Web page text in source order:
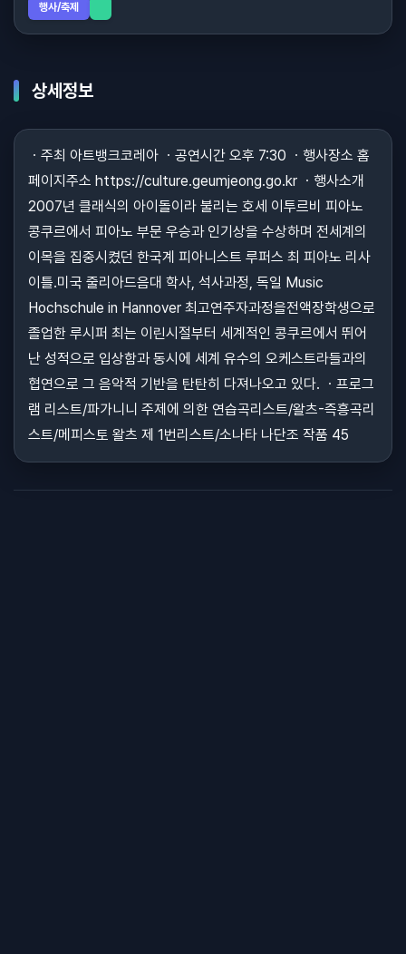
행사/축제
상세정보
ㆍ주최 아트뱅크코레아 ㆍ공연시간 오후 7:30 ㆍ행사장소 홈
페이지주소 https://culture.geumjeong.go.kr ㆍ행사소개
2007년 클래식의 아이돌이라 불리는 호세 이투르비 피아노
콩쿠르에서 피아노 부문 우승과 인기상을 수상하며 전세계의
이목을 집중시켰던 한국계 피아니스트 루퍼스 최 피아노 리사
이틀.미국 줄리아드음대 학사, 석사과정, 독일 Music
Hochschule in Hannover 최고연주자과정을전액장학생으로
졸업한 루시퍼 최는 이린시절부터 세계적인 콩쿠르에서 뛰어
난 성적으로 입상함과 동시에 세계 유수의 오케스트라들과의
협연으로 그 음악적 기반을 탄탄히 다져나오고 있다. ㆍ프로그
램 리스트/파가니니 주제에 의한 연습곡리스트/왈츠-즉흥곡리
스트/메피스토 왈츠 제 1번리스트/소나타 나단조 작품 45